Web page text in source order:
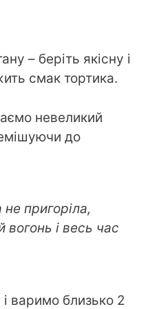
– беріть якісну і
смак тортика.
невеликий
до
пригоріла,
вогонь і весь час
варимо близько 2